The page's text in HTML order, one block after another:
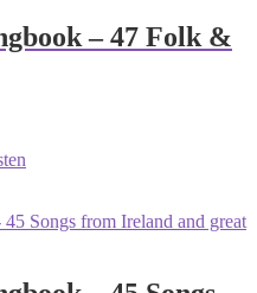
– 47 Folk &